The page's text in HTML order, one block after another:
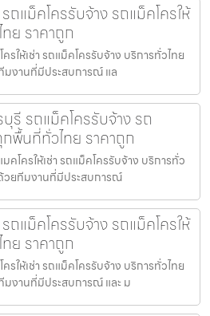
ถแม็คโครรับจ้าง รถแม็คโครให้
ย ราคาถูก
รให้เช่า รถแม็คโครรับจ้าง บริการทั่วไทย
มงานที่มีประสบการณ์ แล
รี รถแม็คโครรับจ้าง รถ
กพื้นที่ทั่วไทย ราคาถูก
คโครให้เช่า รถแม็คโครรับจ้าง บริการทั่ว
วยทีมงานที่มีประสบการณ์
ถแม็คโครรับจ้าง รถแม็คโครให้
ย ราคาถูก
รให้เช่า รถแม็คโครรับจ้าง บริการทั่วไทย
มงานที่มีประสบการณ์ และ ม